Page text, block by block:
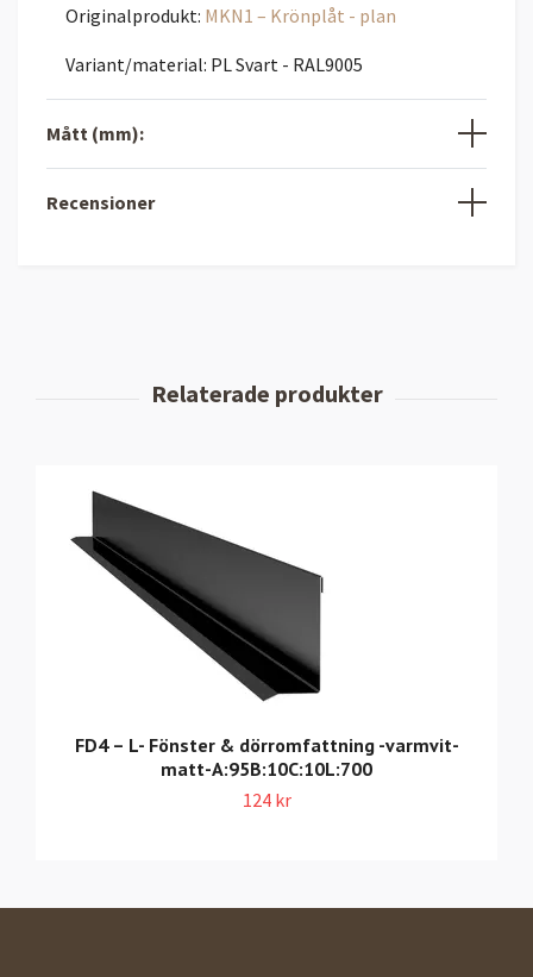
Originalprodukt: MKN1 – Krönplåt - plan
Variant/material: PL Svart - RAL9005
Mått (mm):
Recensioner
FD4 – L- Fönster & dörromfattning -varmvit-
matt-A:95B:10C:10L:700
124 kr